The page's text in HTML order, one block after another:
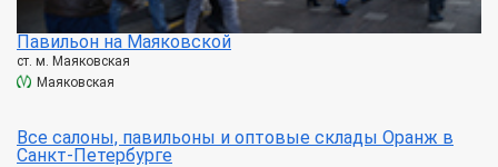
Павильон на Маяковской
ст. м. Маяковская
Маяковская
Все салоны, павильоны и оптовые склады Оранж в
Санкт-Петербурге